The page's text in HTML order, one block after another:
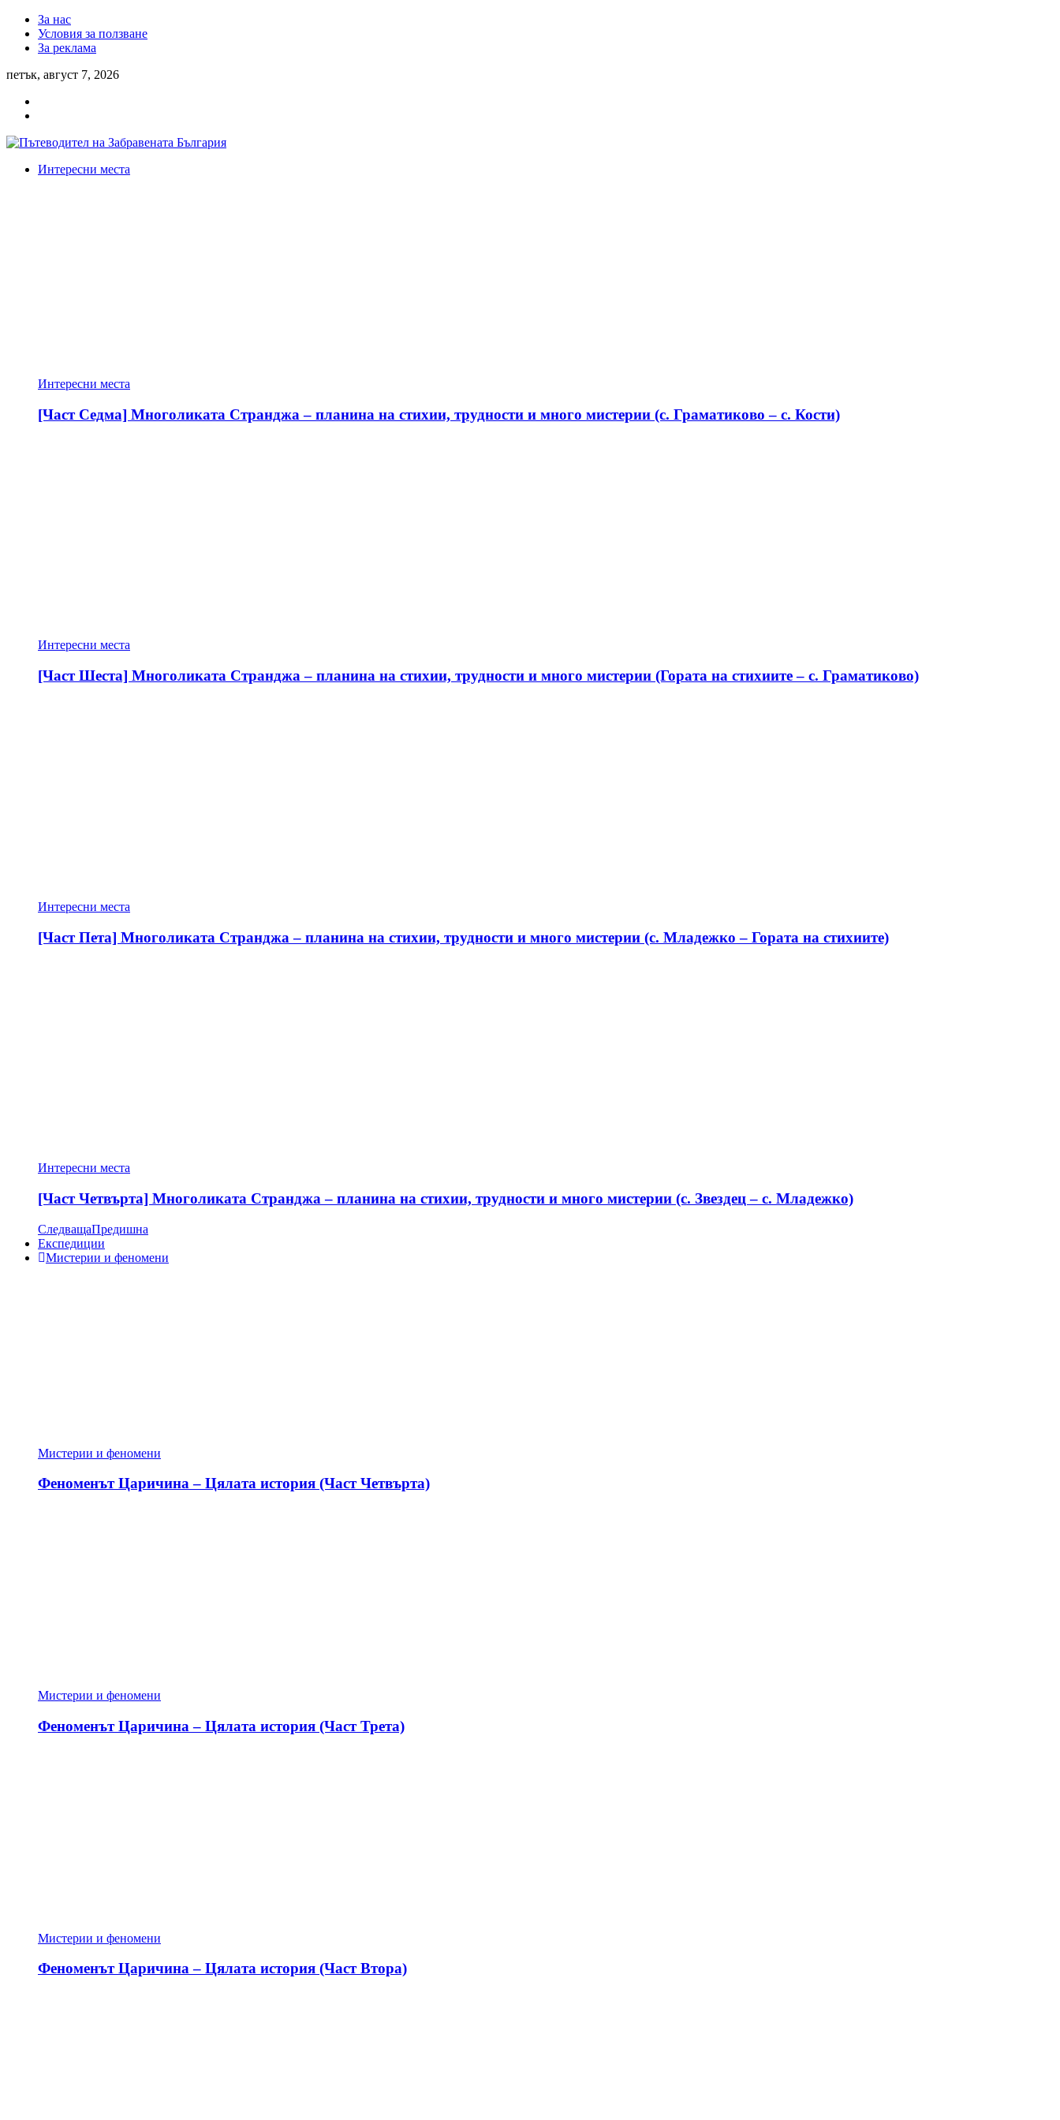
За нас
Условия за ползване
За реклама
петък, август 7, 2026
Интересни места
Интересни места
[Част Седма] Многоликата Странджа – планина на стихии, трудности и много мистерии (с. Граматиково – с. Кости)
Интересни места
[Част Шеста] Многоликата Странджа – планина на стихии, трудности и много мистерии (Гората на стихиите – с. Граматиково)
Интересни места
[Част Пета] Многоликата Странджа – планина на стихии, трудности и много мистерии (с. Младежко – Гората на стихиите)
Интересни места
[Част Четвърта] Многоликата Странджа – планина на стихии, трудности и много мистерии (с. Звездец – с. Младежко)
СледващаПредишна
Експедиции
Мистерии и феномени
Мистерии и феномени
Феноменът Царичина – Цялата история (Част Четвърта)
Мистерии и феномени
Феноменът Царичина – Цялата история (Част Трета)
Мистерии и феномени
Феноменът Царичина – Цялата история (Част Втора)